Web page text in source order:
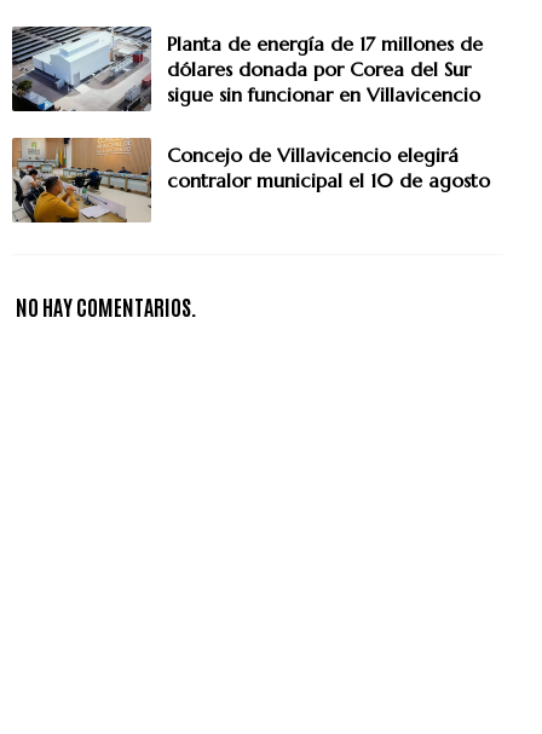
Planta de energía de 17 millones de
dólares donada por Corea del Sur
sigue sin funcionar en Villavicencio
Concejo de Villavicencio elegirá
contralor municipal el 10 de agosto
NO HAY COMENTARIOS.